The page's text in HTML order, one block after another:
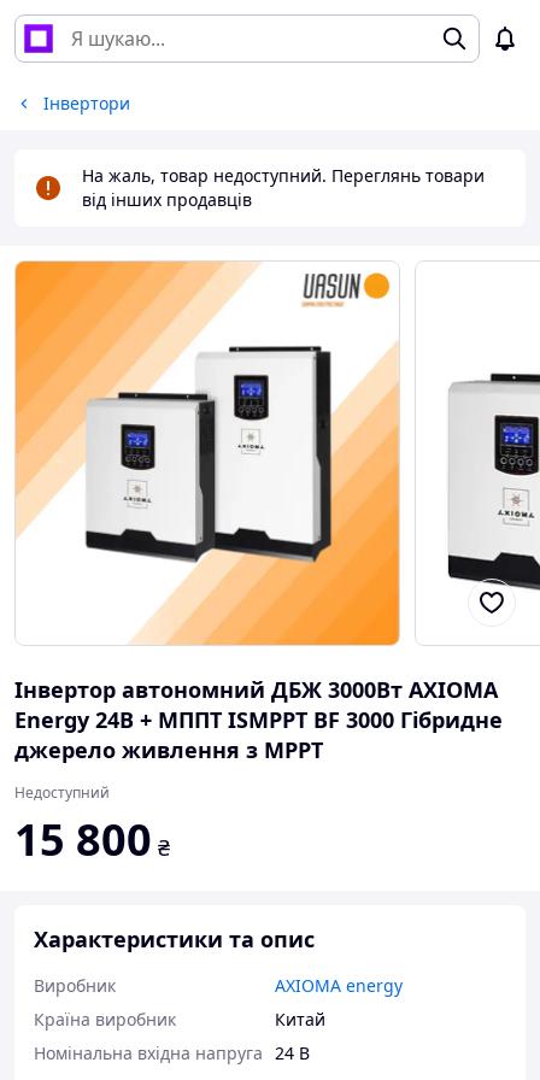
Інвертори
На жаль, товар недоступний. Переглянь товари
від інших продавців
Інвертор автономний ДБЖ 3000Вт AXIOMA
Energy 24В + МППТ ISMPPT BF 3000 Гібридне
джерело живлення з МРРТ
Недоступний
15 800 ₴
Характеристики та опис
Виробник
AXIOMA energy
Країна виробник
Китай
Номінальна вхідна напруга 24 В